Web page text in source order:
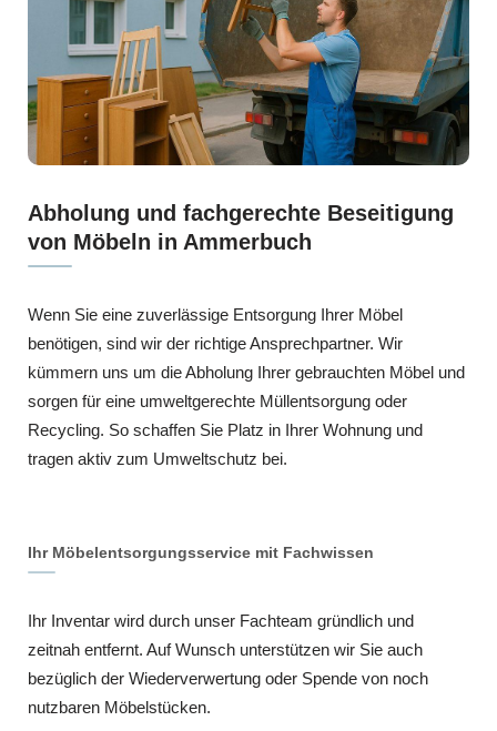
Abholung und fachgerechte Beseitigung
von Möbeln in Ammerbuch
Wenn Sie eine zuverlässige Entsorgung Ihrer Möbel
benötigen, sind wir der richtige Ansprechpartner. Wir
kümmern uns um die Abholung Ihrer gebrauchten Möbel und
sorgen für eine umweltgerechte Müllentsorgung oder
Recycling. So schaffen Sie Platz in Ihrer Wohnung und
tragen aktiv zum Umweltschutz bei.
Ihr Möbelentsorgungsservice mit Fachwissen
Ihr Inventar wird durch unser Fachteam gründlich und
zeitnah entfernt. Auf Wunsch unterstützen wir Sie auch
bezüglich der Wiederverwertung oder Spende von noch
nutzbaren Möbelstücken.